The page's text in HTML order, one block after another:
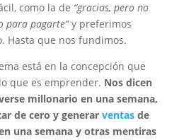
como la de “gracias, pero no
para pagarte”y preferimos
Hasta que nos fundimos.
está en la concepción que
que es emprender. Nos dicen
millonario en una semana,
de cero y generar ventasde
una semana y otras mentiras